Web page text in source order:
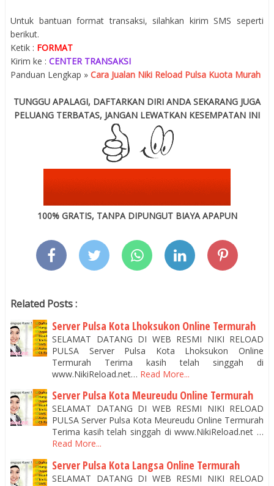
Untuk bantuan format transaksi, silahkan kirim SMS seperti
berikut.
Ketik : FORMAT
Kirim ke : CENTER TRANSAKSI
Panduan Lengkap » Cara Jualan Niki Reload Pulsa Kuota Murah
TUNGGU APALAGI, DAFTARKAN DIRI ANDA SEKARANG JUGA
PELUANG TERBATAS, JANGAN LEWATKAN KESEMPATAN INI
100% GRATIS, TANPA DIPUNGUT BIAYA APAPUN
Related Posts :
Server Pulsa Kota Lhoksukon Online Termurah
SELAMAT DATANG DI WEB RESMI NIKI RELOAD
PULSA Server Pulsa Kota Lhoksukon Online
Termurah Terima kasih telah singgah di
www.NikiReload.net… Read More...
Server Pulsa Kota Meureudu Online Termurah
SELAMAT DATANG DI WEB RESMI NIKI RELOAD
PULSA Server Pulsa Kota Meureudu Online Termurah
Terima kasih telah singgah di www.NikiReload.net …
Read More...
Server Pulsa Kota Langsa Online Termurah
SELAMAT DATANG DI WEB RESMI NIKI RELOAD